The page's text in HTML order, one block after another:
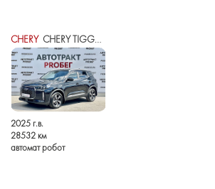
CHERY CHERY TIGGO 4 I РЕСТАЙЛИНГ 2
2025 г.в.
28532 км
автомат робот